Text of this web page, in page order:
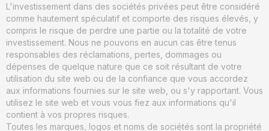
L'investissement dans des sociétés privées peut être considéré
comme hautement spéculatif et comporte des risques élevés, y
compris le risque de perdre une partie ou la totalité de votre
investissement. Nous ne pouvons en aucun cas être tenus
responsables des réclamations, pertes, dommages ou
dépenses de quelque nature que ce soit résultant de votre
utilisation du site web ou de la confiance que vous accordez
aux informations fournies sur le site web, ou s'y rapportant. Vous
utilisez le site web et vous vous fiez aux informations qu'il
contient à vos propres risques.
Toutes les marques, logos et noms de sociétés sont la propriété